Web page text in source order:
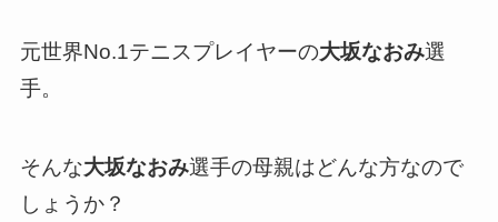
元世界No.1テニスプレイヤーの大坂なおみ選
手。
そんな大坂なおみ選手の母親はどんな方なので
しょうか？